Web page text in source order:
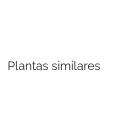
Plantas similares